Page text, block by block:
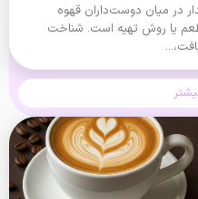
در میان دوست‌داران قهوه
طعم یا روش تهیه است. شناخت